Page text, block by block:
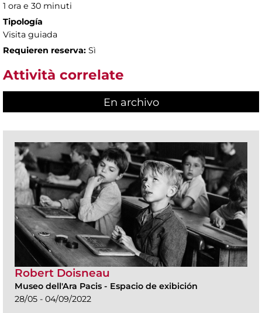
1 ora e 30 minuti
Tipología
Visita guiada
Requieren reserva: Sì
Attività correlate
En archivo
Robert Doisneau
Museo dell'Ara Pacis - Espacio de exibición
28/05 - 04/09/2022